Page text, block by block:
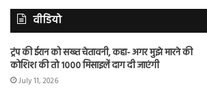
वीडियो
ट्रंप की ईरान को सख्त चेतावनी, कहा- अगर मुझे मारने की
कोशिश की तो 1000 मिसाइलें दाग दी जाएंगी
July 11, 2026